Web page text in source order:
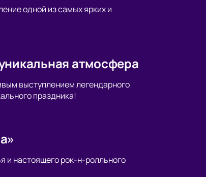
одной из самых ярких и
атмосфера
выступлением легендарного
праздника!
и настоящего рок-н-ролльного